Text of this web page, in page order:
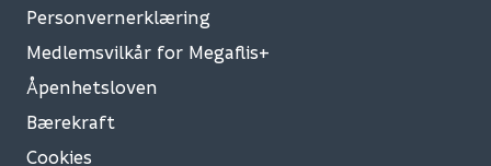
Personvernerklæring
Medlemsvilkår for Megaflis+
Åpenhetsloven
Bærekraft
Cookies